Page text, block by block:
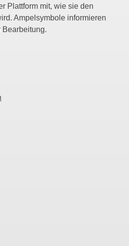
Plattform mit, wie sie den
Ampelsymbole informieren
Bearbeitung.